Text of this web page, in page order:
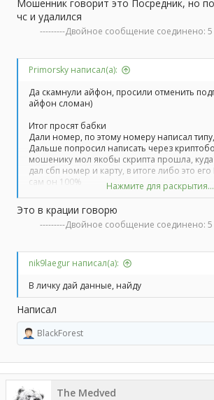
Мошенник говорит это Посредник, но
чс и удалился
---------Двойное сообщение соединено:
Primorsky написал(а):
Да скамнули айфон, просили отменить
айфон сломан)
Итог просят бабки
Дали номер, по этому номеру написал
Дальше попросил написать через
мошенику мол якобы скрипта прошла,
дал сбп номер и карту, в итоге либо это
сам он 100%
Мошенник говорит это Посредник, но потом
Нажмите для раскрытия...
Это в крации говорю
---------Двойное сообщение соединено:
nik9laegur написал(а):
В личку дай данные, найду
Написал
Р
е
а
к
ц
и
BlackForest
The Medved